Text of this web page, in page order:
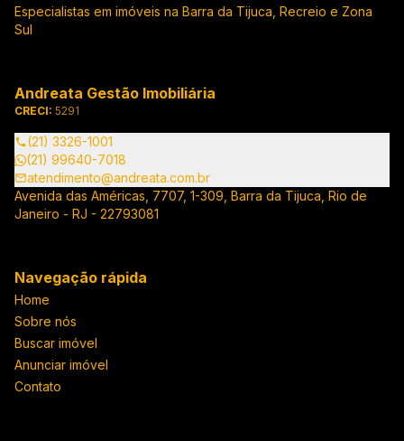
Especialistas em imóveis na Barra da Tijuca, Recreio e Zona
Sul
Andreata Gestão Imobiliária
CRECI: 5291
(21) 3326-1001
(21) 99640-7018
atendimento@andreata.com.br
Avenida das Américas, 7707, 1-309, Barra da Tijuca, Rio de
Janeiro - RJ - 22793081
Navegação rápida
Home
Sobre nós
Buscar imóvel
Anunciar imóvel
Contato